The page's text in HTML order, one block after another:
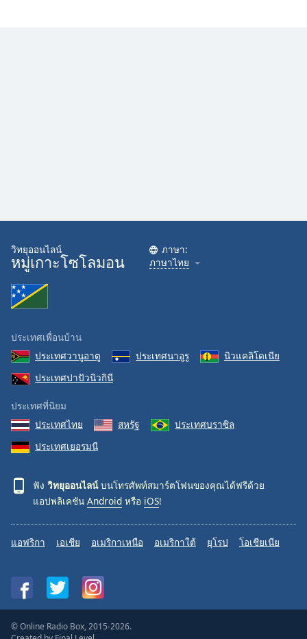
วิทยุออนไลน์
หมู่เกาะโซโลมอน
ภาษา:
ภาษาไทย
ประเทศเพื่อนบ้าน
ประเทศวานูอาตู
ประเทศนาอูรู
นิวแคลิโดเนีย
ประเทศปาปัวนิวกินี
ประเทศที่นิยม
ประเทศไทย
สหรัฐ
ประเทศบราซิล
ประเทศเยอรมนี
ฟัง วิทยุออนไลน์บนโทรศัพท์สมาร์ตโฟนของคุณได้ฟรีด้วย
แอปพลิเคชัน Android หรือ iOS!
แอฟริกา เอเชีย อเมริกาเหนือ อเมริกาใต้ ยุโรป โอเชียเนีย
© Online Radio Box, 2015-2026.